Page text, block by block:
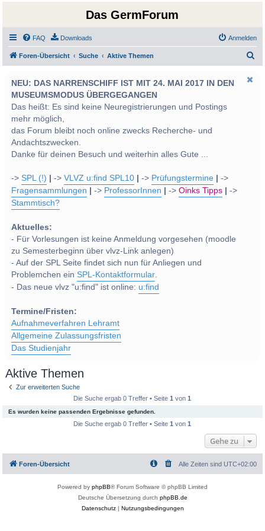
Das GermForum
FAQ Downloads Anmelden
Foren-Übersicht Suche Aktive Themen
NEU: DAS NARRENSCHIFF IST MIT 24. MAI 2017 IN DEN
MUSEUMSMODUS ÜBERGEGANGEN
Das heißt: Es sind keine Neuregistrierungen und Postings
mehr möglich,
das Forum bleibt noch online zwecks Recherche- und
Andachtszwecken.
Danke für deinen Besuch und weiterhin alles Gute ...
->SPL (!) ->VLVZ u:find SPL10 -> Prüfungstermine
->
Fragensammlungen
-> ProfessorInnen ->Oinks Tipps
->
Stammtisch?
Aktuelles:
- Für Vorlesungen ist keine Anmeldung vorgesehen (moodle
zu Semesterbeginn über vlvz-Link anlegen)
- Auf der SPL Seite findet sich nun für Anliegen und
Problemchen einSPL-Kontaktformular.
- Das neue vlvz "u:find" ist online: u:find
Termine/Fristen:
Aufnahmeverfahren Lehramt
Allgemeine Zulassungsfristen
Das Studienjahr
Aktive Themen
Zur erweiterten Suche
Die Suche ergab 0 Treffer • Seite1 von1
Es wurden keine passenden Ergebnisse gefunden.
Die Suche ergab 0 Treffer • Seite1 von1
Gehe zu
Foren-Übersicht Alle Zeiten sind UTC+02:00
Powered by phpBB® Forum Software © phpBB Limited
Deutsche Übersetzung durch phpBB.de
Datenschutz| Nutzungsbedingungen